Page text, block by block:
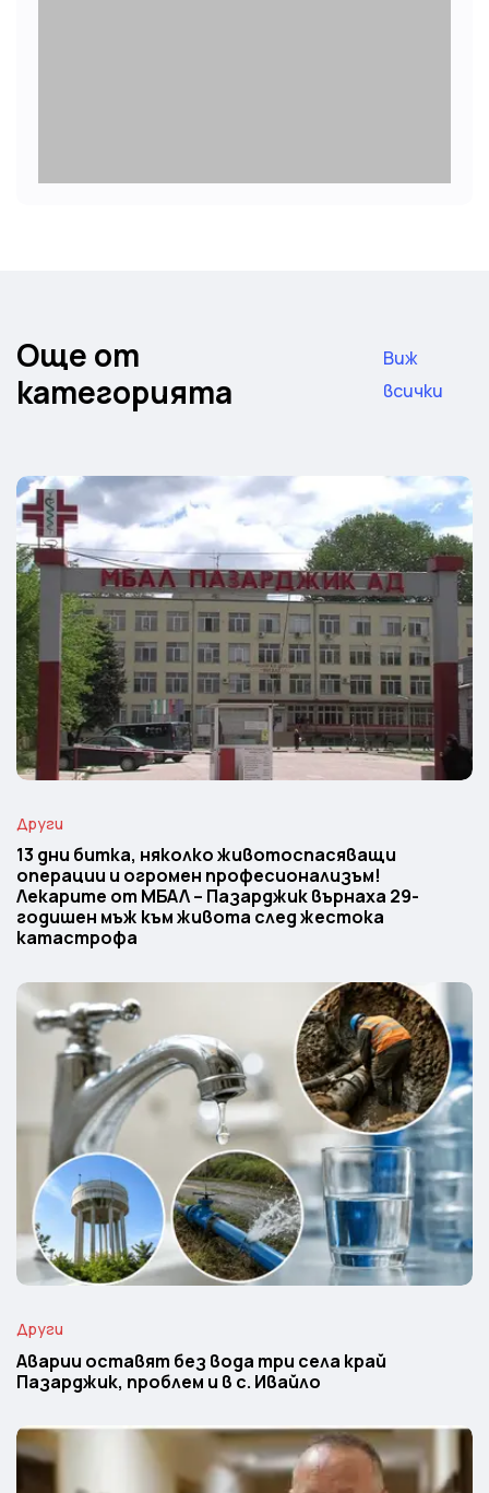
Още от
категорията
Виж
всички
Други
13 дни битка, няколко животоспасяващи
операции и огромен професионализъм!
Лекарите от МБАЛ – Пазарджик върнаха 29-
годишен мъж към живота след жестока
катастрофа
Други
Аварии оставят без вода три села край
Пазарджик, проблем и в с. Ивайло